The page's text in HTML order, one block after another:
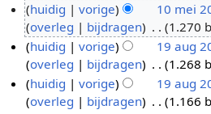
0
e
2
huidig
vorige 10 mei
overleg
bijdragen 1.270
G
e
e
n
9
huidig vorige 19 aug
overleg
bijdragen 1.268
G
e
huidig vorige 19 aug
overleg
bijdragen 1.166